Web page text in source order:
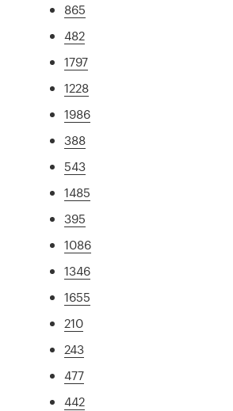
865
482
1797
1228
1986
388
543
1485
395
1086
1346
1655
210
243
477
442